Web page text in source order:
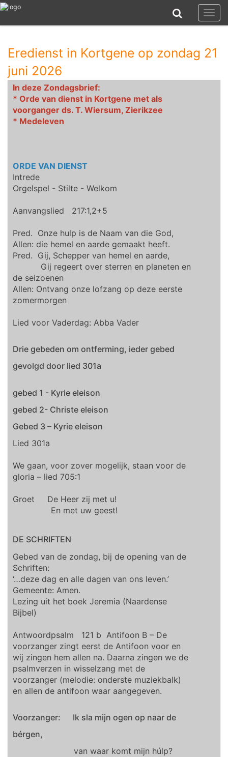
Eredienst in Kortgene op zondag 21
juni 2026
In deze Zondagsbrief:
* Orde van dienst in Kortgene met als
voorganger ds. T. Wiersum, Zierikzee
* Medeleven
ORDE VAN DIENST
Intrede
Orgelspel - Stilte - Welkom
Aanvangslied 217:1,2+5
Pred. Onze hulp is de Naam van die God,
Allen: die hemel en aarde gemaakt heeft.
Pred. Gij, Schepper van hemel en aarde,
Gij regeert over sterren en planeten en
de seizoenen
Allen: Ontvang onze lofzang op deze eerste
zomermorgen
Lied voor Vaderdag: Abba Vader
Drie gebeden om ontferming, ieder gebed
gevolgd door lied 301a
gebed 1 - Kyrie eleison
gebed 2- Christe eleison
Gebed 3 – Kyrie eleison
Lied 301a
We gaan, voor zover mogelijk, staan voor de
gloria – lied 705:1
Groet De Heer zij met u!
En met uw geest!
DE SCHRIFTEN
Gebed van de zondag, bij de opening van de
Schriften:
‘…deze dag en alle dagen van ons leven.’
Gemeente: Amen.
Lezing uit het boek Jeremia (Naardense
Bijbel)
Antwoordpsalm 121 b Antifoon B – De
voorzanger zingt eerst de Antifoon voor en
wij zingen hem allen na. Daarna zingen we de
psalmverzen in wisselzang met de
voorzanger (melodie: onderste muziekbalk)
en allen de antifoon waar aangegeven.
Voorzanger: Ik sla mijn ogen op naar de
bérgen,
van waar komt mijn húlp?